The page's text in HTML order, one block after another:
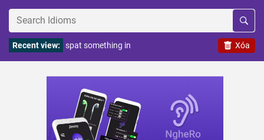
Xóa
Recent view: spat something in